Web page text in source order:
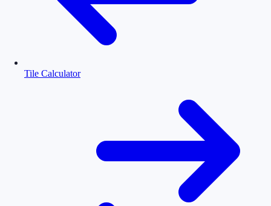
Tile Calculator